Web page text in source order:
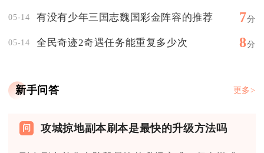
05-14 有没有少年三国志魏国彩金阵容的推荐 7分
05-14 全民奇迹2奇遇任务能重复多少次 8分
新手问答 更多>
攻城掠地副本刷本是最快的升级方法吗